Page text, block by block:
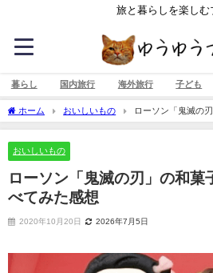
旅と暮らしを楽しむ
暮らし 国内旅行 海外旅行 子ども
ホーム おいしいもの
ローソン「鬼滅の
みた感想
おいしいもの
ローソン「鬼滅の刃」の和菓
べてみた感想
2020年10月20日 2026年7月5日